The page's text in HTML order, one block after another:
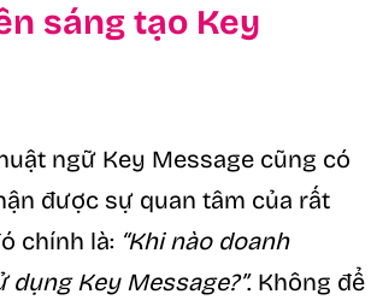
sáng tạo Key
ngữ Key Message cũng có
được sự quan tâm của rất
chính là: “Khi nào doanh
dụng Key Message?”. Không để